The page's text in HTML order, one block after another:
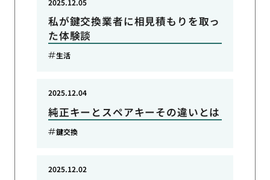
私が鍵交換業者に相見積もりを取っ
た体験談
生活
純正キーとスペアキーその違いとは
2025.12.04
鍵交換
2025.12.02